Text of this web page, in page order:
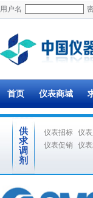
用户名
首页 仪表商城
供
求
调
剂
仪表招标 仪表
仪表促销
仪